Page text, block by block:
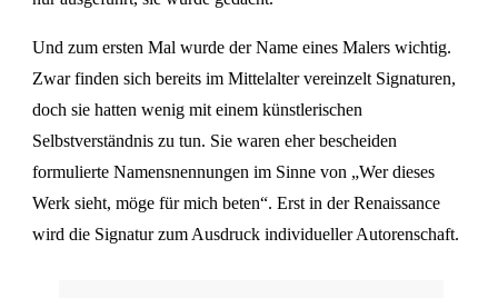
Und zum ersten Mal wurde der Name eines Malers wichtig.
Zwar finden sich bereits im Mittelalter vereinzelt Signaturen,
doch sie hatten wenig mit einem künstlerischen
Selbstverständnis zu tun. Sie waren eher bescheiden
formulierte Namensnennungen im Sinne von „Wer dieses
Werk sieht, möge für mich beten“. Erst in der Renaissance
wird die Signatur zum Ausdruck individueller Autorenschaft.